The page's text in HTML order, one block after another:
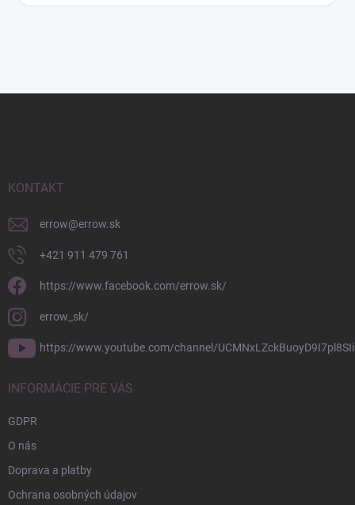
KONTAKT
errow@errow.sk
+421 911 479 761
https://www.facebook.com/errow.sk/
errow_sk/
https://www.youtube.com/channel/
INFORMÁCIE PRE VÁS
GDPR
O nás
Doprava a platby
Ochrana osobných údajov